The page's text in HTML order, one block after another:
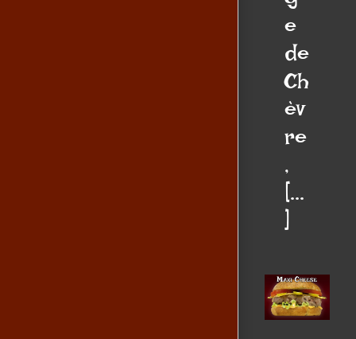
e
de
Ch
èv
re
,
[...
]